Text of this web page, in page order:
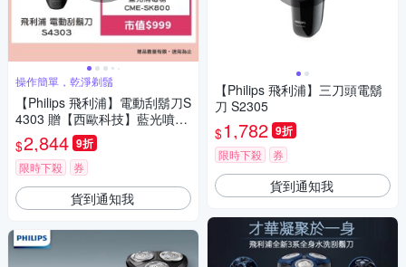
操作簡單，乾淨剃鬚
【Philips 飛利浦】電動刮鬍刀S
4303 贈【西歐科技】藍光噴霧
無線消毒槍CME-SK800
$2,844 9折
限時下殺 券
貨到通知我
【Philips 飛利浦】三刀頭電鬍
刀 S2305
$1,782 9折
限時下殺 券
貨到通知我